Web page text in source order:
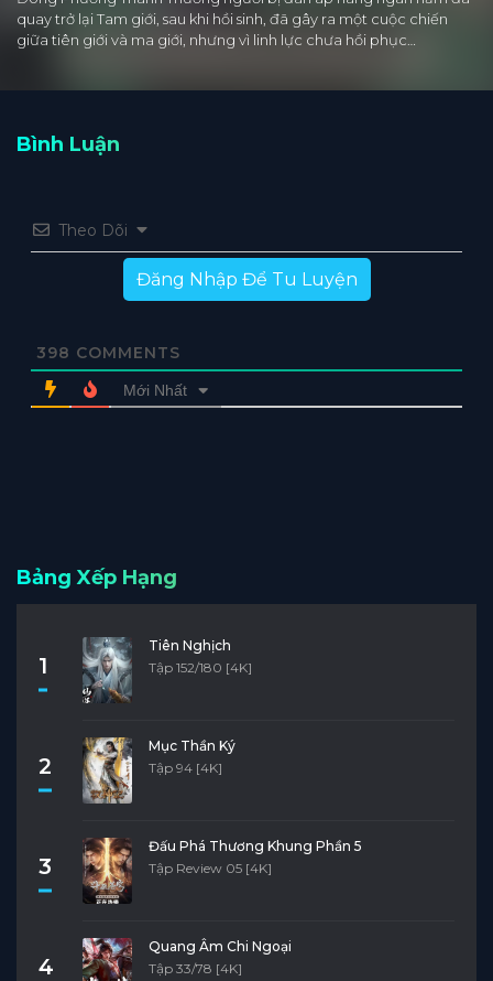
quay trở lại Tam giới, sau khi hồi sinh, đã gây ra một cuộc chiến
giữa tiên giới và ma giới, nhưng vì linh lực chưa hồi phục…
Bình Luận
Theo Dõi
Đăng Nhập Để Tu Luyện
398 COMMENTS
Mới Nhất
Bảng Xếp Hạng
1
Tiên Nghịch
Tập 152/180 [4K]
2
Mục Thần Ký
Tập 94 [4K]
3
Đấu Phá Thương Khung Phần 5
Tập Review 05 [4K]
4
Quang Âm Chi Ngoại
Tập 33/78 [4K]